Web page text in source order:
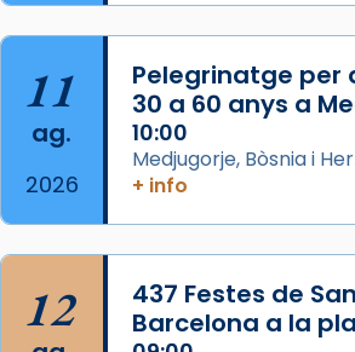
L’arquebisbe de Barcelona,
Josep Omella, ha presidit la
concelebrat el bisbe auxiliar
Mons. David Abadías.
📸 Dr. G. Simón
Photo
View on Facebook · Share
Arquebisbat de
2 weeks ago
11
ag.
2026
Pelegrinatge per
30 a 60 anys a
10:00
Medjugorje, Bòsnia i
+ info
12
437 Festes de
Barcelona a la